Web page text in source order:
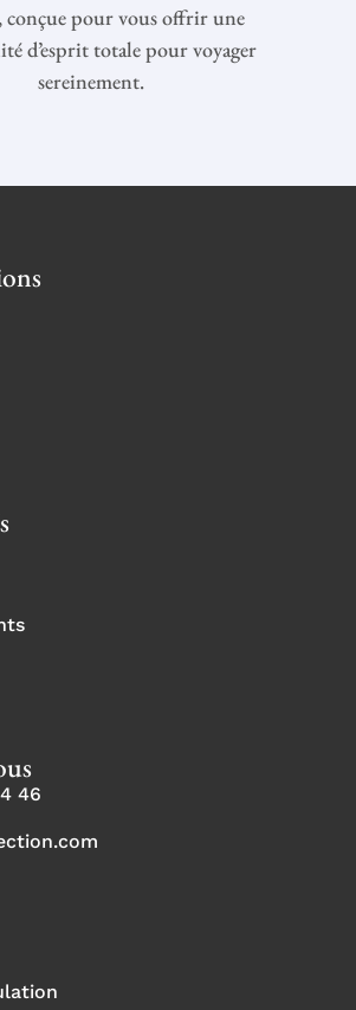
conçue pour vous offrir une
d’esprit totale pour voyager
sereinement.
46